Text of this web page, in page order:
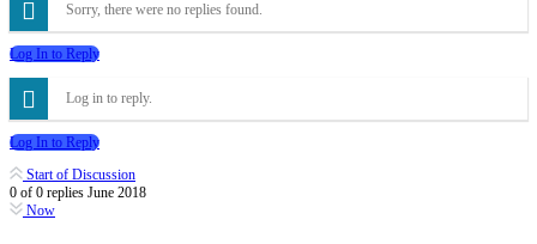
Sorry, there were no replies found.
Log In to Reply
Log in to reply.
Log In to Reply
Start of Discussion
0 of 0 replies June 2018
Now